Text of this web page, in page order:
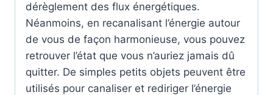
dérèglement des flux énergétiques.
Néanmoins, en recanalisant l’énergie autour
de vous de façon harmonieuse, vous pouvez
retrouver l’état que vous n’auriez jamais dû
quitter. De simples petits objets peuvent être
utilisés pour canaliser et rediriger l’énergie